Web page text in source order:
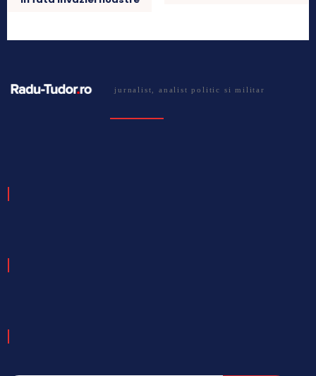
jurnalist, analist politic si militar